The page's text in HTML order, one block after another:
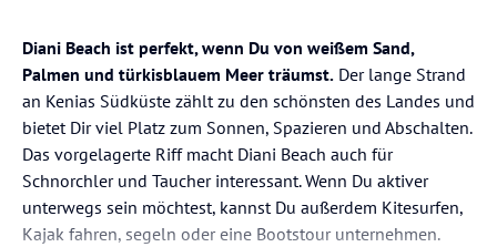
Diani Beach ist perfekt, wenn Du von weißem Sand,
Palmen und türkisblauem Meer träumst. Der lange Strand
an Kenias Südküste zählt zu den schönsten des Landes und
bietet Dir viel Platz zum Sonnen, Spazieren und Abschalten.
Das vorgelagerte Riff macht Diani Beach auch für
Schnorchler und Taucher interessant. Wenn Du aktiver
unterwegs sein möchtest, kannst Du außerdem Kitesurfen,
Kajak fahren, segeln oder eine Bootstour unternehmen.